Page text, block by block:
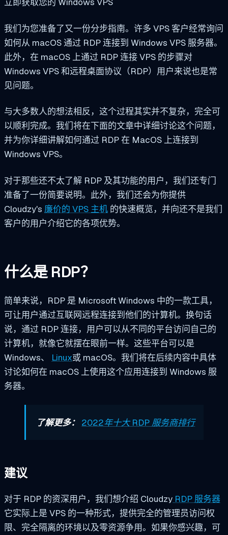
我们为您准备了又一份分步指南。许多 VPS 客户经常询问
如何从 macOS 通过 RDP 连接到 Windows VPS 服务器。
此外，在 macOS 上通过 RDP 连接 VPS 的步骤对
Windows VPS 和远程桌面协议（RDP）用户来说也是常
见问题。
与大多数人的想法相反，这个过程其实并不复杂，完全可
以顺利完成。我们将在下面的文章中详细讨论这个问题，
并为你详细讲解如何通过 RDP 在 MacOS 上连接到
Windows VPS。
对于那些还不太了解 RDP 及其功能的用户，我们还专门
准备了一份简要说明。此外，我们还会为你提供
Cloudzy's 廉价的 VPS 主机 的快速概览，并向还不是我们
客户的用户介绍它的各项优势。
什么是 RDP？
简单来说，RDP 是 Microsoft Windows 中的一款工具，
可让用户通过互联网远程连接到他们的计算机。换句话
说，通过 RDP 连接，用户可以从不同的平台访问自己的
计算机，就像它就摆在眼前一样。这些平台可以是
Windows、 Linux或 macOS。我们将在后续内容中具体
讨论如何在 macOS 上使用这个应用连接到 Windows 服
务器。
了解更多： 2022年十大 RDP 服务商排行
建议
对于 RDP 的资深用户，我们想介绍 Cloudzy RDP 服务器
它实际上是 VPS 的一种形式，提供完全的管理员访问权
限、完全隔离的环境以及零资源争用。如果你感兴趣，可